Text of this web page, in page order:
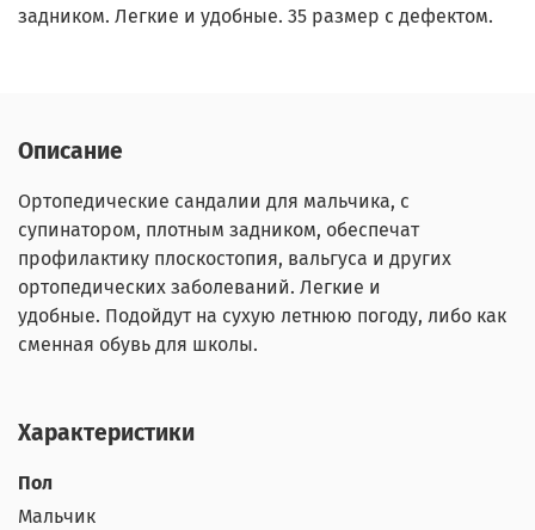
задником. Легкие и удобные. 35 размер с дефектом.
Описание
Ортопедические сандалии для мальчика, с
супинатором, плотным задником, обеспечат
профилактику плоскостопия, вальгуса и других
ортопедических заболеваний. Легкие и
удобные. Подойдут на сухую летнюю погоду, либо как
сменная обувь для школы.
Характеристики
Пол
Мальчик